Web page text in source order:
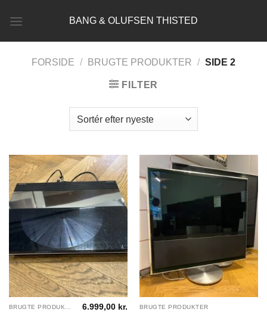
BANG & OLUFSEN THISTED
FORSIDE / BRUGTE PRODUKTER / SIDE 2
FILTER
6.999,00 kr. BRUGTE PRODUKTER